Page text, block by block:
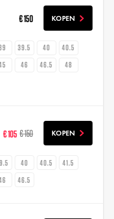
€ 150 KOPEN
39.5 40
40.5
46 46.5
48
€ 105 € 150 KOPEN
40 40.5
41.5
46.5